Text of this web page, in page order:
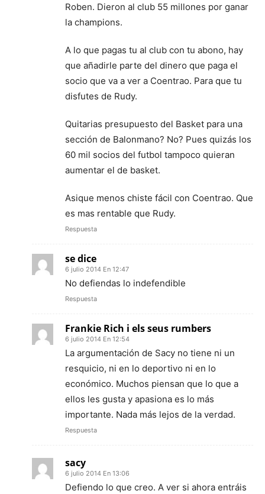
Roben. Dieron al club 55 millones por ganar
la champions.
A lo que pagas tu al club con tu abono, hay
que añadirle parte del dinero que paga el
socio que va a ver a Coentrao. Para que tu
disfutes de Rudy.
Quitarias presupuesto del Basket para una
sección de Balonmano? No? Pues quizás los
60 mil socios del futbol tampoco quieran
aumentar el de basket.
Asique menos chiste fácil con Coentrao. Que
es mas rentable que Rudy.
Respuesta
se dice
6 julio 2014 En 12:47
No defiendas lo indefendible
Respuesta
Frankie Rich i els seus rumbers
6 julio 2014 En 12:54
La argumentación de Sacy no tiene ni un
resquicio, ni en lo deportivo ni en lo
económico. Muchos piensan que lo que a
ellos les gusta y apasiona es lo más
importante. Nada más lejos de la verdad.
Respuesta
sacy
6 julio 2014 En 13:06
Defiendo lo que creo. A ver si ahora entráis